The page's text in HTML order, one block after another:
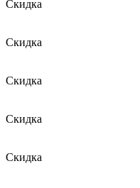
Скидка
Скидка
Скидка
Скидка
Скидка